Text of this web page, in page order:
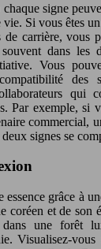
chaque signe
Si vous êtes
de carrière, vous
dans les
Vous
des
qui
Par exemple, si
commercial,
signes se
essence grâce à
coréen et de son
une forêt
Visualisez-